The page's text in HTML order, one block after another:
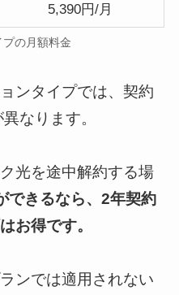
5,390円/月
の月額料金
ンタイプでは、契約
なります。
光を途中解約する場
できるなら、2年契約
お得です。
ンでは適用されない